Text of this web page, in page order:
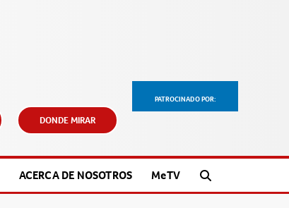
PATROCINADO POR:
DONDE MIRAR
ACERCA DE NOSOTROS MeTV